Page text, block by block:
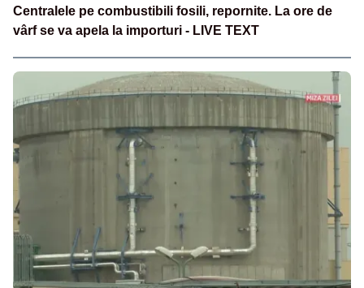
Centralele pe combustibili fosili, repornite. La ore de
vârf se va apela la importuri - LIVE TEXT